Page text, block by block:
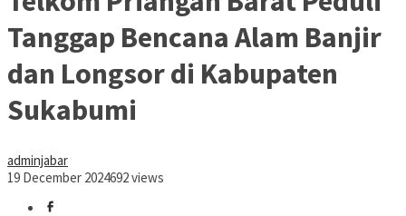
Tanggap Bencana Alam Banjir
dan Longsor di Kabupaten
Sukabumi
adminjabar
19 December 2024692 views